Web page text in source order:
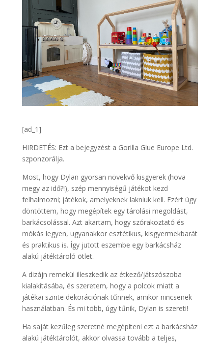
[ad_1]
HIRDETÉS: Ezt a bejegyzést a Gorilla Glue Europe Ltd.
szponzorálja.
Most, hogy Dylan gyorsan növekvő kisgyerek (hova
megy az idő?!), szép mennyiségű játékot kezd
felhalmozni; játékok, amelyeknek lakniuk kell. Ezért úgy
döntöttem, hogy megépítek egy tárolási megoldást,
barkácsolással. Azt akartam, hogy szórakoztató és
mókás legyen, ugyanakkor esztétikus, kisgyermekbarát
és praktikus is. Így jutott eszembe egy barkácsház
alakú játéktároló ötlet.
A dizájn remekül illeszkedik az étkező/játszószoba
kialakításába, és szeretem, hogy a polcok miatt a
játékai szinte dekorációnak tűnnek, amikor nincsenek
használatban. És mi több, úgy tűnik, Dylan is szereti!
Ha saját kezűleg szeretné megépíteni ezt a barkácsház
alakú játéktárolót, akkor olvassa tovább a teljes,